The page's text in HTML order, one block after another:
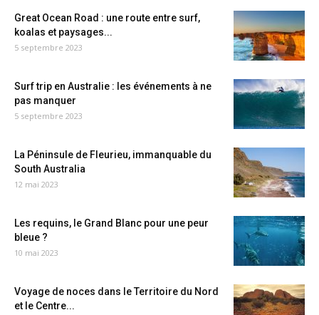
Great Ocean Road : une route entre surf,
koalas et paysages...
5 septembre 2023
Surf trip en Australie : les événements à ne
pas manquer
5 septembre 2023
La Péninsule de Fleurieu, immanquable du
South Australia
12 mai 2023
Les requins, le Grand Blanc pour une peur
bleue ?
10 mai 2023
Voyage de noces dans le Territoire du Nord
et le Centre...